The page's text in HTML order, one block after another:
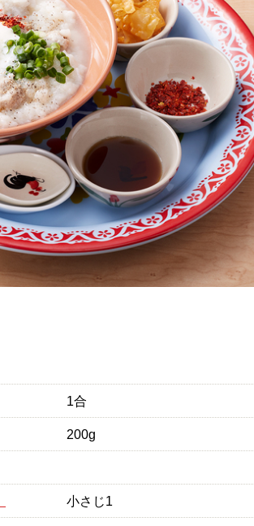
1合
200g
小さじ1